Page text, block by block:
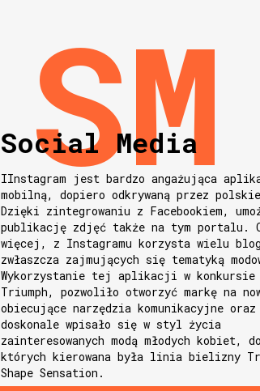
Social Media
IInstagram jest bardzo angażująca
mobilną, dopiero odkrywaną przez
Dzięki zintegrowaniu z Facebookiem,
publikację zdjęć także na tym portalu.
więcej, z Instagramu korzysta wielu
zwłaszcza zajmujących się tematyką
Wykorzystanie tej aplikacji w konkursie
Triumph, pozwoliło otworzyć markę na
obiecujące narzędzia komunikacyjne oraz
doskonale wpisało się w styl życia
zainteresowanych modą młodych kobiet, do
których kierowana była linia bielizny
Shape Sensation.